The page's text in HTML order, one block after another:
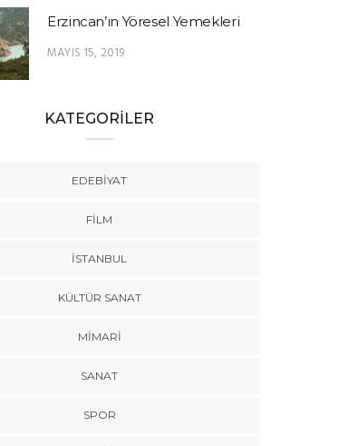
Erzincan’ın Yöresel Yemekleri
MAYIS 15, 2019
KATEGORİLER
EDEBIYAT
FILM
İSTANBUL
KÜLTÜR SANAT
MIMARI
SANAT
SPOR